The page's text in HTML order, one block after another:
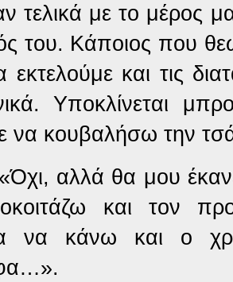
τελικά με το μέρος
του. Κάποιος που
εκτελούμε και τις
Υποκλίνεται
να κουβαλήσω την
«Όχι, αλλά θα μου
και τον
να κάνω και ο